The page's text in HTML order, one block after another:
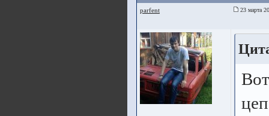
parfent 23 марта